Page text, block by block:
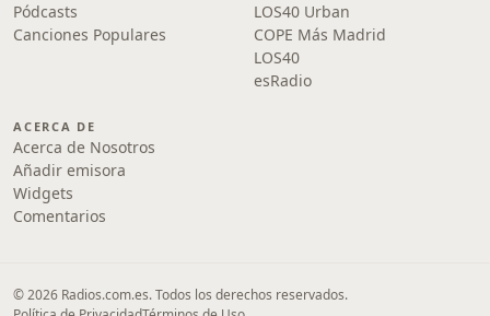
Pódcasts
Canciones Populares
LOS40 Urban
COPE Más Madrid
LOS40
esRadio
ACERCA DE
Acerca de Nosotros
Añadir emisora
Widgets
Comentarios
© 2026 Radios.com.es. Todos los derechos reservados.